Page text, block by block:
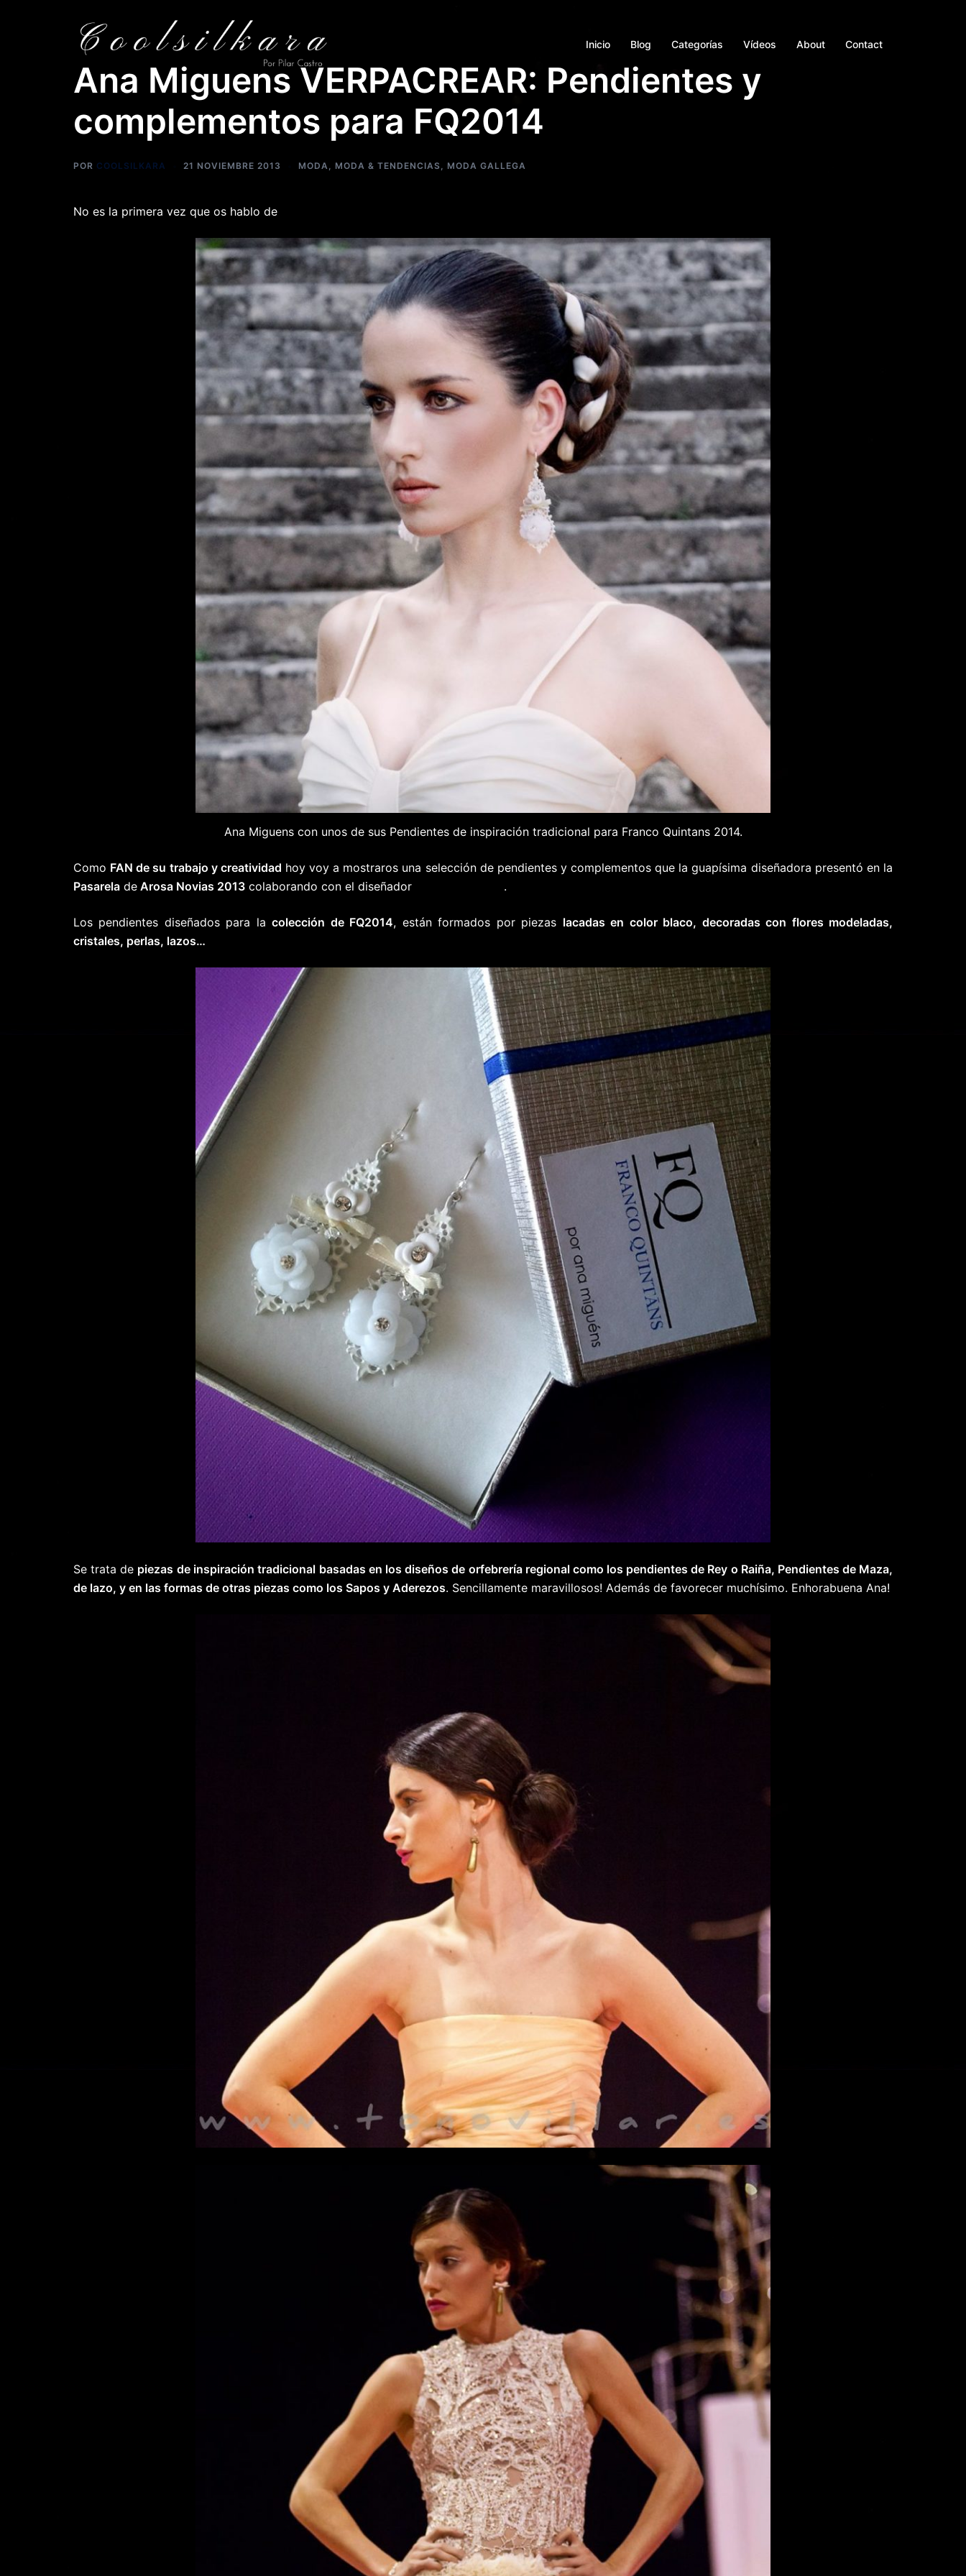
Inicio Blog Categorías Vídeos About Contact
Ana Miguens VERPACREAR: Pendientes y
complementos para FQ2014
POR COOLSILKARA 21 NOVIEMBRE 2013 MODA, MODA & TENDENCIAS , MODA GALLEGA
No es la primera vez que os hablo de
Ana Miguens con unos de sus Pendientes de inspiración tradicional para Franco Quintans 2014.
Como FAN de su trabajo y creatividad hoy voy a mostraros una selección de pendientes y complementos que la guapísima diseñadora presentó en la
Pasarela de Arosa Novias 2013 colaborando con el diseñador .
Los pendientes diseñados para lacolección de FQ2014, están formados por piezas lacadas en color blaco, decoradas con flores modeladas,
cristales, perlas, lazos…
Se trata de piezas de inspiración tradicional basadas en los diseños de orfebrería regional como los pendientes de Rey o Raiña, Pendientes de Maza,
de lazo, y en las formas de otras piezas como los Sapos y Aderezos. Sencillamente maravillosos! Además de favorecer muchísimo. Enhorabuena Ana!